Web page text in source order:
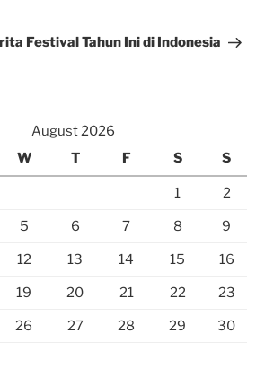
Festival Tahun Ini di Indonesia
August 2026
W T F S S
1 2
5 6 7 8 9
12 13 14 15 16
19 20 21 22 23
26 27 28 29 30